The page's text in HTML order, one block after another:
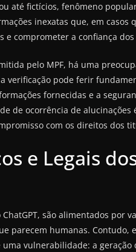
até fictícios, fenômeno
inexatas que, em casos
comprometer a confiança
pelo MPF, há uma
verificação pode ferir
fornecidas e a
de ocorrência de
com os direitos dos
e Legais
são alimentados por
parecem humanas. Contudo,
vulnerabilidade: a